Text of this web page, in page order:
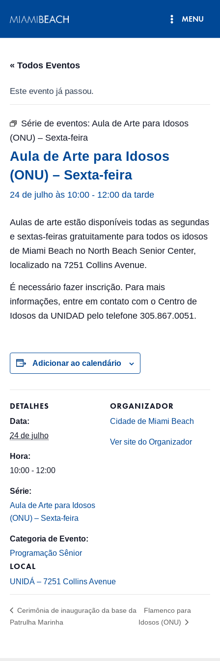
para
MENU
« Todos Eventos
Este evento já passou.
Série de eventos: Aula de Arte para Idosos
(ONU) – Sexta-feira
Aula de Arte para Idosos
(ONU) – Sexta-feira
24 de julho às 10:00 - 12:00 da tarde
Aulas de arte estão disponíveis todas as segundas
e sextas-feiras gratuitamente para todos os idosos
de Miami Beach no North Beach Senior Center,
localizado na 7251 Collins Avenue.
É necessário fazer inscrição. Para mais
informações, entre em contato com o Centro de
Idosos da UNIDAD pelo telefone 305.867.0051.
Adicionar ao calendário
DETALHES
Data:
24 de julho
Hora:
10:00 - 12:00
Série:
Aula de Arte para Idosos
(ONU) – Sexta-feira
Categoria de Evento:
Programação Sênior
LOCAL
UNIDÁ – 7251 Collins Avenue
ORGANIZADOR
Cidade de Miami Beach
Ver site do Organizador
Cerimônia de inauguração da base da
Patrulha Marinha
Flamenco para
Idosos (ONU)